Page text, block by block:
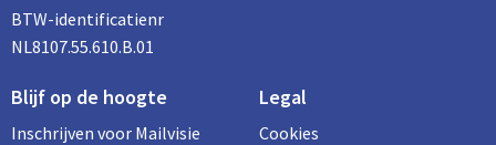
BTW-identificatienr
NL8107.55.610.B.01
Blijf op de hoogte
Inschrijven voor Mailvisie
Legal
Cookies